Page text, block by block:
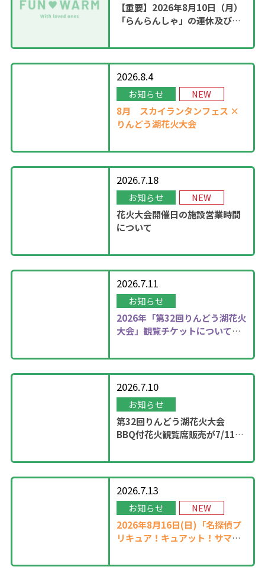
【重要】2026年8月10日（月）
「らんらんしゃ」の運休及び園
2026.8.4
お知らせ NEW
8月 スカイランタンフェス ×
りんどう湖花火大会
2026.7.18
お知らせ NEW
花火大会開催日の施設営業時間
について
2026.7.11
お知らせ
2026年 「第32回りんどう湖花火
大会」観覧チケットについて更
2026.7.10
お知らせ
第32回りんどう湖花火大会
BBQ付花火観覧席販売が7/11
2026.7.13
お知らせ NEW
2026年8月16日(日)「名探偵プ
リキュア！キュアット！サマー